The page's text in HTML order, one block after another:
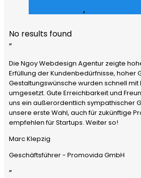
,
No results found
”
Die Ngoy Webdesign Agentur zeigte
Erfüllung der Kundenbedürfnisse, hoher
Gestaltungswünsche wurden schnell mit
umgesetzt. Gute Erreichbarkeit und
uns ein außerordentlich sympathischer
unsere erste Wahl, auch für zukünftige
empfehlen für Startups. Weiter so!
Marc Klepzig
Geschäftsführer - Promovida GmbH
”